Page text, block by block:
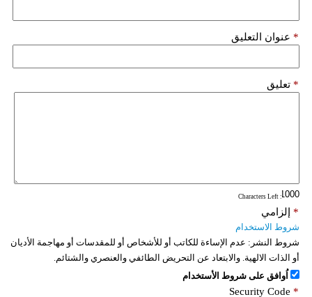
عنوان التعليق *
تعليق *
: Characters Left
إلزامي *
شروط الاستخدام
شروط النشر: عدم الإساءة للكاتب أو للأشخاص أو للمقدسات أو مهاجمة الأديان
أو الذات الالهية. والابتعاد عن التحريض الطائفي والعنصري والشتائم.
اُوافق على شروط الأستخدام
Security Code *